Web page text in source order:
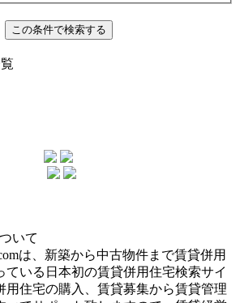
いて
は、新築から中古物件まで賃貸併用
ている日本初の賃貸併用住宅検索サイ
用住宅の購入、賃貸募集から賃貸管理